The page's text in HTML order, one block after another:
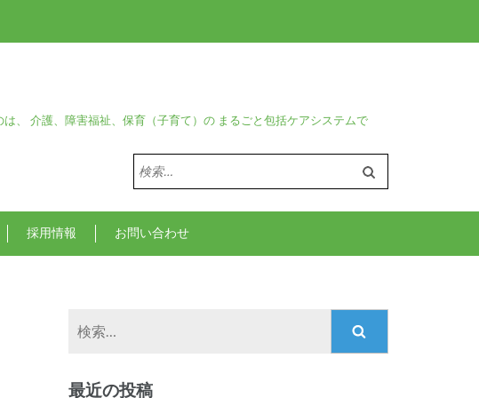
、 介護、障害福祉、保育（子育て）の まるごと包括ケアシステムで
検
索:
採用情報 お問い合わせ
最近の投稿